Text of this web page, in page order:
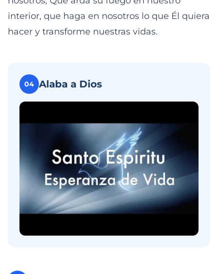
interior, que haga en nosotros lo que Él quiera
hacer y transforme nuestras vidas.
04 Alaba a Dios